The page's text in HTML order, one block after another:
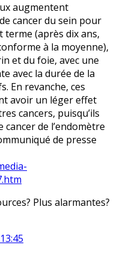
augmentent
cancer du sein pour
(après dix ans,
à la moyenne),
et du foie, avec une
avec la durée de la
En revanche, ces
avoir un léger effet
cancers, puisqu’ils
de l’endomètre
de presse
Plus alarmantes?